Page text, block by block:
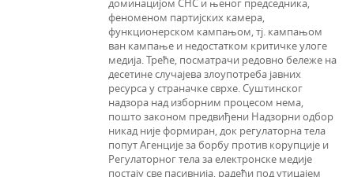
доминацијом СНС и њеног председника,
феноменом партијских камера,
функционерском кампањом, тј. кампањом
ван кампање и недостатком критичке улоге
медија. Треће, посматрачи редовно бележе на
десетине случајева злоупотреба јавних
ресурса у страначке сврхе. Суштинског
надзора над изборним процесом нема,
пошто законом предвиђени Надзорни одбор
никад није формиран, док регулаторна тела
попут Агенције за борбу против корупције и
Регулаторног тела за електронске медије
постају све пасивнија, радећи под утицајем